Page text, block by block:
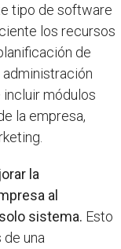
tipo de software
los recursos
de
incluir módulos
la empresa,
la
al
sistema. Esto
una